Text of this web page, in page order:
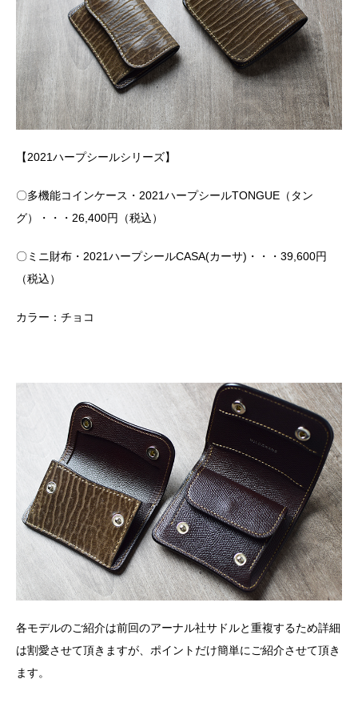
【2021ハープシールシリーズ】
〇多機能コインケース・2021ハープシールTONGUE（タン
グ）・・・26,400円（税込）
〇ミニ財布・2021ハープシールCASA(カーサ)・・・39,600円
（税込）
カラー：チョコ
各モデルのご紹介は前回のアーナル社サドルと重複するため詳細
は割愛させて頂きますが、ポイントだけ簡単にご紹介させて頂き
ます。